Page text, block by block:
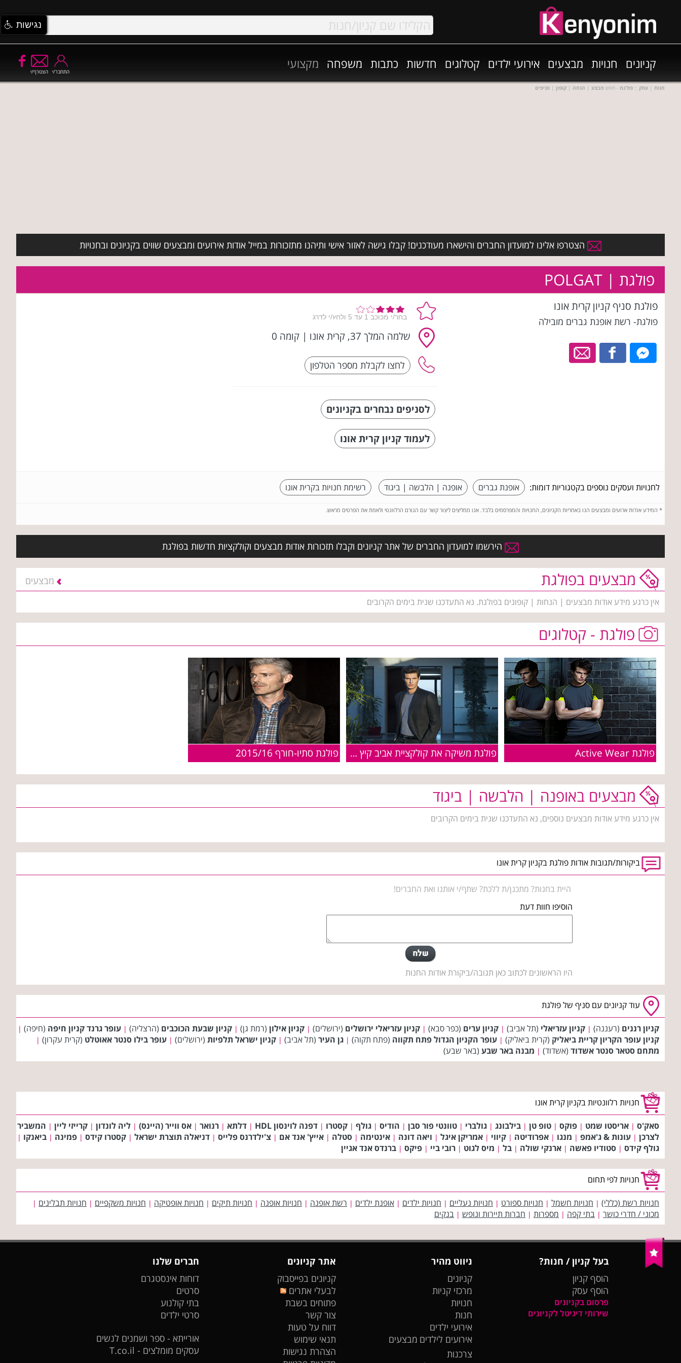
קניונים חנויות מבצעים אירועי ילדים קטלוגים חדשות כתבות משפחה מקצועי
הצטרף/י התחבר/י
חנות | עסק :: פולגת - חפש מבצע | הנחה | קופון | סניפים
הצטרפו אלינו למועדון החברים והישארו מעודכנים! קבלו גישה לאזור אישי ותיהנו מתזכורות במייל אודות אירועים ומבצעים שווים בקניונים ובחנויות
פולגת | POLGAT
פולגת סניף קניון קרית אונו
פולגת- רשת אופנת גברים מובילה
שלמה המלך 37, קרית אונו | קומה 0
לסניפים נבחרים בקניונים
לעמוד קניון קרית אונו
לחנויות ועסקים נוספים בקטגוריות דומות: אופנת גברים אופנה | הלבשה | ביגוד רשימת חנויות בקרית אונו
* המידע אודות ארועים ומבצעים הנו באחריות הקניונים, החנויות והמפרסמים בלבד. אנו ממליצים ליצור קשר עם הגורם הרלוונטי ולאמת את הפרטים מראש.
הירשמו למועדון החברים של אתר קניונים וקבלו תזכורות אודות מבצעים וקולקציות חדשות בפולגת
מבצעים בפולגת מבצעים
אין כרגע מידע אודות מבצעים | הנחות | קופונים בפולגת. נא התעדכנו שנית בימים הקרובים
פולגת - קטלוגים
פולגת Active Wear פולגת משיקה את קולקציית אביב קיץ 2016 פולגת סתיו-חורף 2015/16
מבצעים באופנה | הלבשה | ביגוד
אין כרגע מידע אודות מבצעים נוספים, נא התעדכנו שנית בימים הקרובים
ביקורות/תגובות אודות פולגת בקניון קרית אונו
היית בחנות? מתכנן/ת ללכת? שתף/י אותנו ואת החברים!
הוסיפו חוות דעת
היו הראשונים לכתוב כאן תגובה/ביקורת אודות החנות
עוד קניונים עם סניף של פולגת
קניון רננים (רעננה) | קניון עזריאלי (תל אביב) | קניון ערים (כפר סבא) | קניון עזריאלי ירושלים (ירושלים) | קניון אילון (רמת גן) | קניון שבעת הכוכבים (הרצליה) | עופר גרנד קניון חיפה (חיפה) |
קניון עופר הקריון קריית ביאליק (קרית ביאליק) | עופר הקניון הגדול פתח תקווה (פתח תקוה) | גן העיר (תל אביב) | קניון ישראל תלפיות (ירושלים) | עופר בילו סנטר אאוטלט (קרית עקרון) |
מתחם סטאר סנטר אשדוד (אשדוד) | מבנה באר שבע (באר שבע)
חנויות רלוונטיות בקניון קרית אונו
סאק'ס | אריסטו שמט | פוקס | טופ טן | בילבונג | גולברי | טוונטי פור סבן | הודיס | גולף | קסטרו | דפנה לוינסון HDL | דלתא | רנואר | אס ווייר (היינס) | ליה לונדון | קרייזי ליין | המשביר
לצרכן | עונות & ג'אמפ | מנגו | אפרודיטה | קיווי | אמריקן איגל | ויאה דונה | אינטימה | סטלה | אייץ' אנד אם | צ'ילדרנס פלייס | דניאלה תוצרת ישראל | קסטרו קידס | פמינה | ביאנקו |
גולף קידס | סטודיו פאשה | ארנקי שולה | בל | מיס לגוט | רובי ביי | פיקס | ברנדס אנד אגיין
חנויות לפי תחום
חנויות רשת (כללי) | חנויות חשמל | חנויות ספורט | חנויות נעליים | חנויות ילדים | אופנת ילדים | רשת אופנה | חנויות אופנה | חנויות תיקים | חנויות אופטיקה | חנויות משקפיים | חנויות תבלינים |
מכוני / חדרי כושר | בתי קפה | מספרות | חברות תיירות ונופש | בנקים
בעל קניון / חנות?
הוסף קניון
הוסף עסק
פרסום בקניונים
שירותי דיגיטל לקניונים
ניווט מהיר
קניונים
מרכזי קניות
חנויות
חנות
אירועי ילדים
אירועים לילדים מבצעים
צרכנות
אתר קניונים
קניונים בפייסבוק
לבעלי אתרים
פתוחים בשבת
צור קשר
דווח על טעות
תנאי שימוש
הצהרת נגישות
חברים שלנו
דוחות אינסטגרם
סרטים
בתי קולנוע
סרטי ילדים
אורייתא - ספר ושמנים לנשים
עסקים מומלצים - T.co.il
נגישות